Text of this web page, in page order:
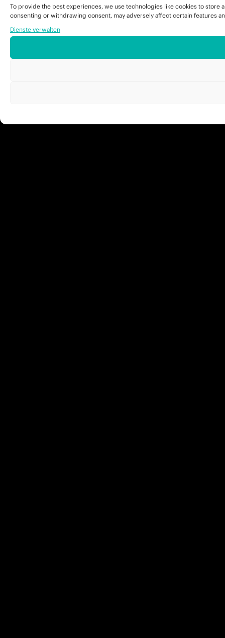
To provide the best experiences, we use technologies like cookies to
consenting or withdrawing consent, may adversely affect certain features
Dienste verwalten